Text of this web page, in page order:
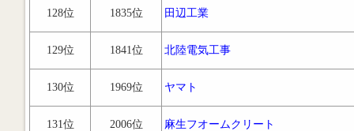
128位 1835位 田辺工業
129位 1841位 北陸電気工事
130位 1969位 ヤマト
131位 2006位 麻生フオームクリート